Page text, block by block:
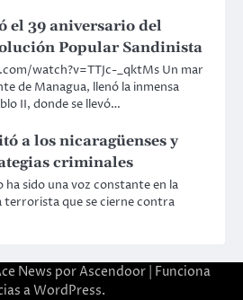
el 39 aniversario del
Popular Sandinista
watch?v=TTJc-_qktMs Un mar
de Managua, llenó la inmensa
II, donde se llevó…
a los nicaragüenses y
criminales
ha sido una voz constante en la
terrorista que se cierne contra
News porAscendoor | Funciona
aWordPress.